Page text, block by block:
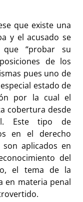
que existe una
y el acusado se
“probar su
de los
pues uno de
estado de
por la cual el
cobertura desde
Este tipo de
en el derecho
aplicados en
del
el tema de la
en materia penal